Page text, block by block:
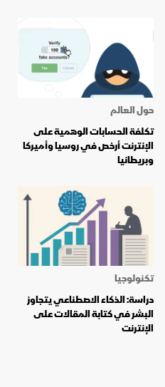
حول العالم
تكلفة الحسابات الوهمية على
الإنترنت أرخص في روسيا وأميركا
وبريطانيا
تكنولوجيا
دراسة: الذكاء الاصطناعي يتجاوز
البشر في كتابة المقالات على
الإنترنت